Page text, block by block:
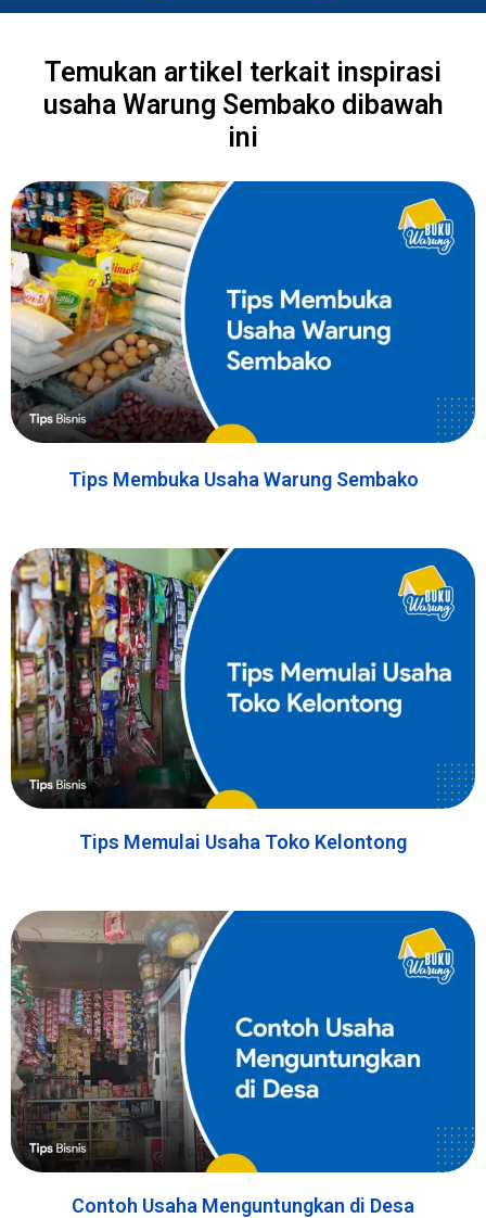
Temukan artikel terkait inspirasi
usaha Warung Sembako dibawah
ini
Tips Membuka Usaha Warung Sembako
Tips Memulai Usaha Toko Kelontong
Contoh Usaha Menguntungkan di Desa